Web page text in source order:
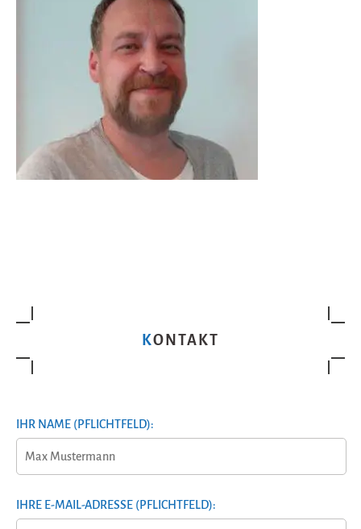
KONTAKT
IHR NAME (PFLICHTFELD):
IHRE E-MAIL-ADRESSE (PFLICHTFELD):